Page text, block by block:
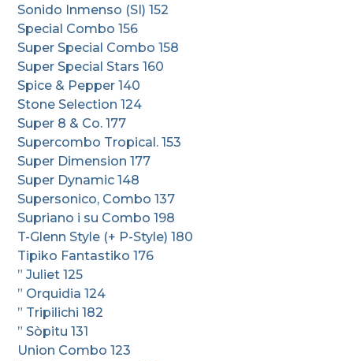
Sonido Inmenso (SI) 152
Special Combo 156
Super Special Combo 158
Super Special Stars 160
Spice & Pepper 140
Stone Selection 124
Super 8 & Co. 177
Supercombo Tropical. 153
Super Dimension 177
Super Dynamic 148
Supersonico, Combo 137
Supriano i su Combo 198
T-Glenn Style (+ P-Style) 180
Tipiko Fantastiko 176
” Juliet 125
” Orquidia 124
” Tripilichi 182
” Sòpitu 131
Union Combo 123